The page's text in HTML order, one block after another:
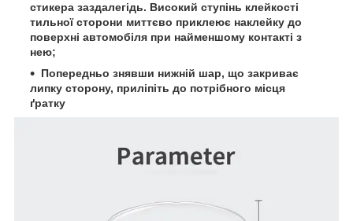
стикера заздалегідь. Високий ступінь клейкості
тильної сторони миттєво приклеює наклейку до
поверхні автомобіля при найменшому контакті з
нею;
Попередньо знявши нижній шар, що закриває
липку сторону, приліпіть до потрібного місця
ґратку